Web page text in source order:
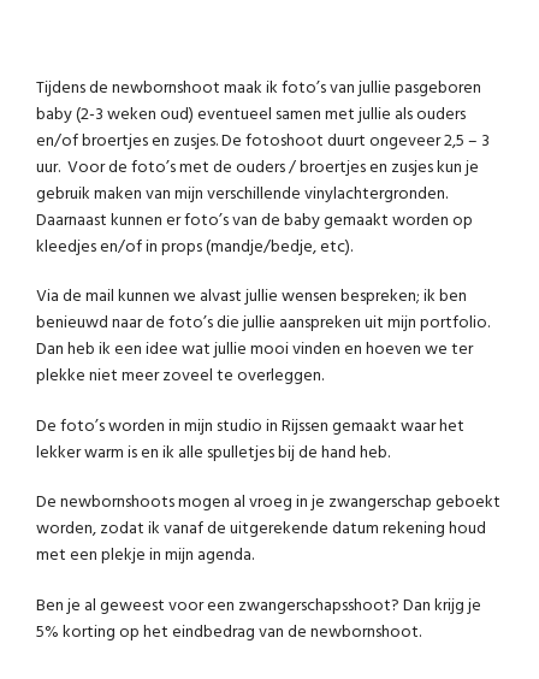
Tijdens de newbornshoot maak ik foto’s van jullie pasgeboren
baby (2-3 weken oud) eventueel samen met jullie als ouders
en/of broertjes en zusjes. De fotoshoot duurt ongeveer 2,5 – 3
uur. Voor de foto’s met de ouders / broertjes en zusjes kun je
gebruik maken van mijn verschillende vinylachtergronden.
Daarnaast kunnen er foto’s van de baby gemaakt worden op
kleedjes en/of in props (mandje/bedje, etc).
Via de mail kunnen we alvast jullie wensen bespreken; ik ben
benieuwd naar de foto’s die jullie aanspreken uit mijn portfolio.
Dan heb ik een idee wat jullie mooi vinden en hoeven we ter
plekke niet meer zoveel te overleggen.
De foto’s worden in mijn studio in Rijssen gemaakt waar het
lekker warm is en ik alle spulletjes bij de hand heb.
De newbornshoots mogen al vroeg in je zwangerschap geboekt
worden, zodat ik vanaf de uitgerekende datum rekening houd
met een plekje in mijn agenda.
Ben je al geweest voor een zwangerschapsshoot? Dan krijg je
5% korting op het eindbedrag van de newbornshoot.